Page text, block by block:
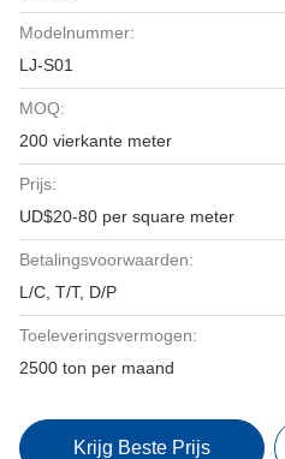
Modelnummer:
LJ-S01
MOQ:
200 vierkante meter
Prijs:
UD$20-80 per square meter
Betalingsvoorwaarden:
L/C, T/T, D/P
Toeleveringsvermogen:
2500 ton per maand
Krijg Beste Prijs